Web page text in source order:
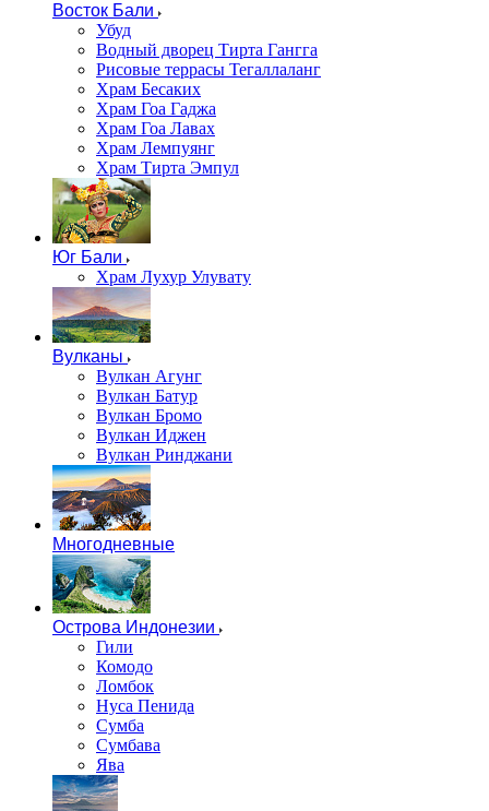
Восток Бали
Убуд
Водный дворец Тирта Гангга
Рисовые террасы Тегаллаланг
Храм Бесаких
Храм Гоа Гаджа
Храм Гоа Лавах
Храм Лемпуянг
Храм Тирта Эмпул
Юг Бали
Храм Лухур Улувату
Вулканы
Вулкан Агунг
Вулкан Батур
Вулкан Бромо
Вулкан Иджен
Вулкан Ринджани
Многодневные
Острова Индонезии
Гили
Комодо
Ломбок
Нуса Пенида
Сумба
Сумбава
Ява